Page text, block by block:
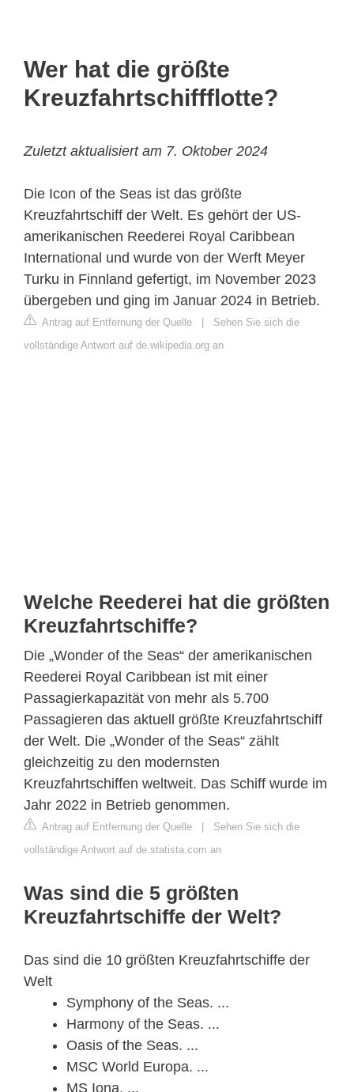
Wer hat die größte
Kreuzfahrtschiffflotte?
Zuletzt aktualisiert am 7. Oktober 2024
Die Icon of the Seas ist das größte
Kreuzfahrtschiff der Welt. Es gehört der US-
amerikanischen Reederei Royal Caribbean
International und wurde von der Werft Meyer
Turku in Finnland gefertigt, im November 2023
übergeben und ging im Januar 2024 in Betrieb.
Antrag auf Entfernung der Quelle
Sehen Sie sich die
vollständige Antwort auf de.wikipedia.org an
Welche Reederei hat die größten
Kreuzfahrtschiffe?
Die „Wonder of the Seas“ der amerikanischen
Reederei Royal Caribbean ist mit einer
Passagierkapazität von mehr als 5.700
Passagieren das aktuell größte Kreuzfahrtschiff
der Welt. Die „Wonder of the Seas“ zählt
gleichzeitig zu den modernsten
Kreuzfahrtschiffen weltweit. Das Schiff wurde im
Jahr 2022 in Betrieb genommen.
Antrag auf Entfernung der Quelle
Sehen Sie sich die
vollständige Antwort auf de.statista.com an
Was sind die 5 größten
Kreuzfahrtschiffe der Welt?
Das sind die 10 größten Kreuzfahrtschiffe der
Welt
Symphony of the Seas. ...
Harmony of the Seas. ...
Oasis of the Seas. ...
MSC World Europa. ...
MS Iona. ...